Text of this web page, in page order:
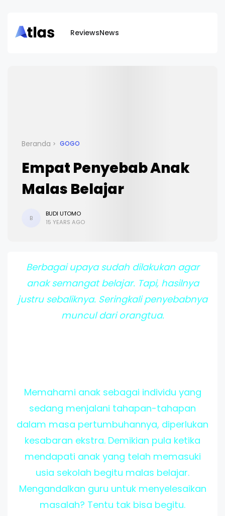
ReviewsNews
Beranda GOGO
Empat Penyebab Anak
Malas Belajar
B
BUDI UTOMO
15 YEARS AGO
Berbagai upaya sudah dilakukan agar
anak semangat belajar. Tapi, hasilnya
justru sebaliknya. Seringkali penyebabnya
muncul dari orangtua.
Memahami anak sebagai individu yang
sedang menjalani tahapan-tahapan
dalam masa pertumbuhannya, diperlukan
kesabaran ekstra. Demikian pula ketika
mendapati anak yang telah memasuki
usia sekolah begitu malas belajar.
Mengandalkan guru untuk menyelesaikan
masalah? Tentu tak bisa begitu.